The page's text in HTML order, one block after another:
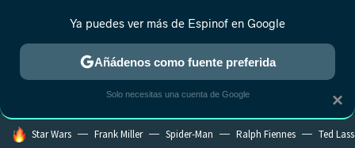
ESTRENOS REALITY ANIME RANKINGS CINE
HOY SE HABLA DE
Star Wars Frank Miller Spider-Man Ralph Fiennes Ted
×
Ya puedes ver más de Espinof en Google
Añádenos como fuente preferida
Solo necesitas una cuenta de Google